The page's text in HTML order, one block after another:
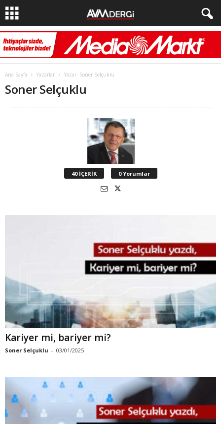
Ana Sayfa Yazarlar Yazar: Soner Selçuklu
Soner Selçuklu
40 İÇERİK 0 Yorumlar
Kariyer mi, bariyer mi?
Soner Selçuklu - 03/01/2025